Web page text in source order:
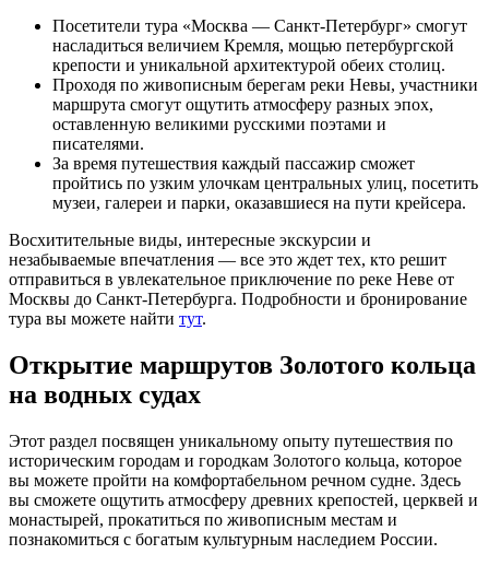
Посетители тура «Москва — Санкт-Петербург» смогут
насладиться величием Кремля, мощью петербургской
крепости и уникальной архитектурой обеих столиц.
Проходя по живописным берегам реки Невы, участники
маршрута смогут ощутить атмосферу разных эпох,
оставленную великими русскими поэтами и
писателями.
За время путешествия каждый пассажир сможет
пройтись по узким улочкам центральных улиц, посетить
музеи, галереи и парки, оказавшиеся на пути крейсера.
Восхитительные виды, интересные экскурсии и
незабываемые впечатления — все это ждет тех, кто решит
отправиться в увлекательное приключение по реке Неве от
Москвы до Санкт-Петербурга. Подробности и бронирование
тура вы можете найти тут.
Открытие маршрутов Золотого кольца
на водных судах
Этот раздел посвящен уникальному опыту путешествия по
историческим городам и городкам Золотого кольца, которое
вы можете пройти на комфортабельном речном судне. Здесь
вы сможете ощутить атмосферу древних крепостей, церквей и
монастырей, прокатиться по живописным местам и
познакомиться с богатым культурным наследием России.